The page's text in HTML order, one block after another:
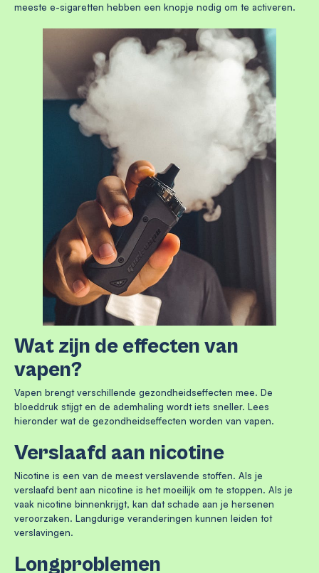
meeste e-sigaretten hebben een knopje nodig om te activeren.
Wat zijn de effecten van
vapen?
Vapen brengt verschillende gezondheidseffecten mee. De
bloeddruk stijgt en de ademhaling wordt iets sneller. Lees
hieronder wat de gezondheidseffecten worden van vapen.
Verslaafd aan nicotine
Nicotine is een van de meest verslavende stoffen. Als je
verslaafd bent aan nicotine is het moeilijk om te stoppen. Als je
vaak nicotine binnenkrijgt, kan dat schade aan je hersenen
veroorzaken. Langdurige veranderingen kunnen leiden tot
verslavingen.
Longproblemen